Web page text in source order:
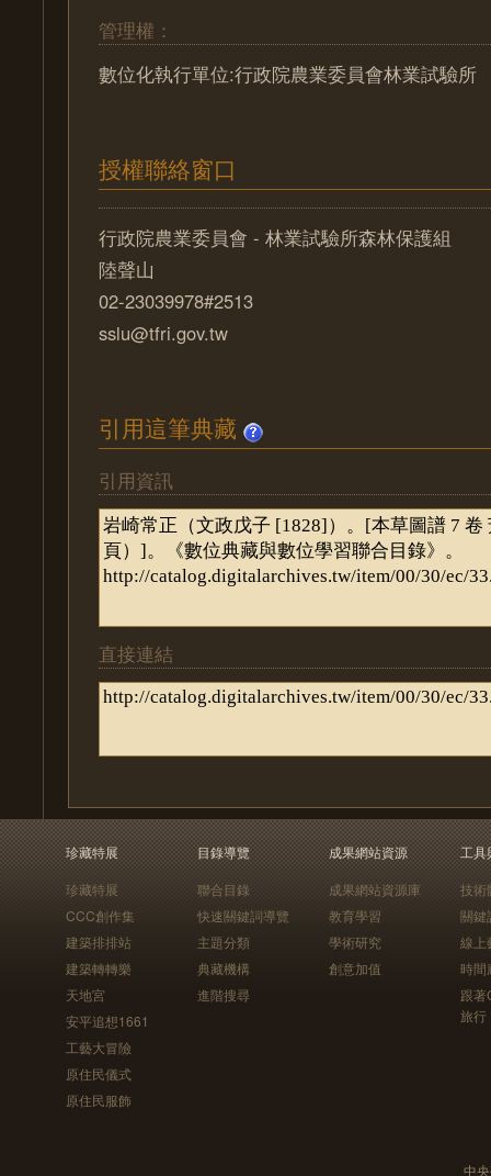
管理權：
數位化執行單位:行政院農業委員會林業試驗所
授權聯絡窗口
行政院農業委員會 - 林業試驗所森林保護組
陸聲山
02-23039978#2513
sslu@tfri.gov.tw
引用這筆典藏
引用資訊
直接連結
珍藏特展
珍藏特展
CCC創作集
建築排排站
建築轉轉樂
天地宮
安平追想1661
工藝大冒險
原住民儀式
原住民服飾
目錄導覽
聯合目錄
快速關鍵詞導覽
主題分類
典藏機構
進階搜尋
成果網站資源
成果網站資源庫
教育學習
學術研究
創意加值
工具
技術
關鍵
線上
時間
跟
旅行
中